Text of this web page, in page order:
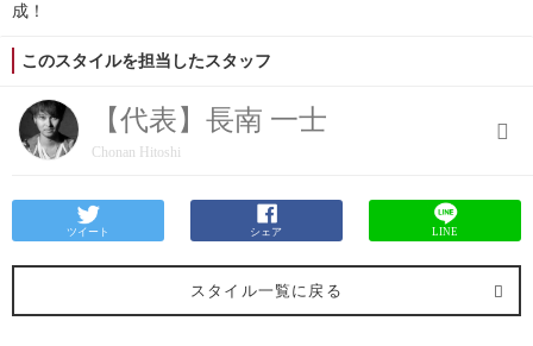
成！
このスタイルを担当したスタッフ
【代表】長南 一士
Chonan Hitoshi
ツイート シェア LINE
スタイル一覧に戻る